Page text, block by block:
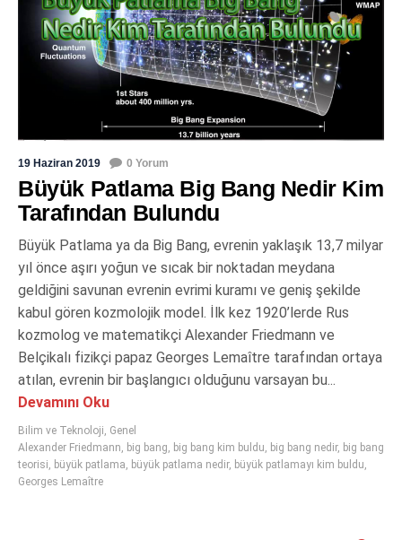
19 Haziran 2019 0 Yorum
Büyük Patlama Big Bang Nedir Kim
Tarafından Bulundu
Büyük Patlama ya da Big Bang, evrenin yaklaşık 13,7 milyar
yıl önce aşırı yoğun ve sıcak bir noktadan meydana
geldiğini savunan evrenin evrimi kuramı ve geniş şekilde
kabul gören kozmolojik model. İlk kez 1920’lerde Rus
kozmolog ve matematikçi Alexander Friedmann ve
Belçikalı fizikçi papaz Georges Lemaître tarafından ortaya
atılan, evrenin bir başlangıcı olduğunu varsayan bu...
Devamını Oku
Bilim ve Teknoloji, Genel
Alexander Friedmann, big bang, big bang kim buldu, big bang nedir, big bang
teorisi, büyük patlama, büyük patlama nedir, büyük patlamayı kim buldu,
Georges Lemaître